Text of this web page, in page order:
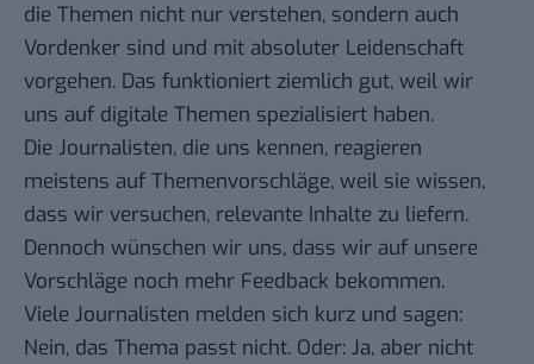
die Themen nicht nur verstehen, sondern auch
Vordenker sind und mit absoluter Leidenschaft
vorgehen. Das funktioniert ziemlich gut, weil wir
uns auf digitale Themen spezialisiert haben.
Die Journalisten, die uns kennen, reagieren
meistens auf Themenvorschläge, weil sie wissen,
dass wir versuchen, relevante Inhalte zu liefern.
Dennoch wünschen wir uns, dass wir auf unsere
Vorschläge noch mehr Feedback bekommen.
Viele Journalisten melden sich kurz und sagen:
Nein, das Thema passt nicht. Oder: Ja, aber nicht